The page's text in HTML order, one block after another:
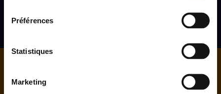
Préférences
Statistiques
Marketing